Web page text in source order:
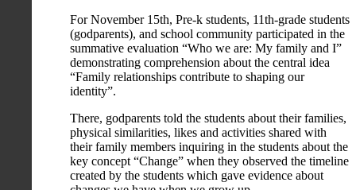
For November 15th, Pre-k students, 11th-grade students
(godparents), and school community participated in the
summative evaluation “Who we are: My family and I”
demonstrating comprehension about the central idea
“Family relationships contribute to shaping our
identity”.
There, godparents told the students about their families,
physical similarities, likes and activities shared with
their family members inquiring in the students about the
key concept “Change” when they observed the timeline
created by the students which gave evidence about